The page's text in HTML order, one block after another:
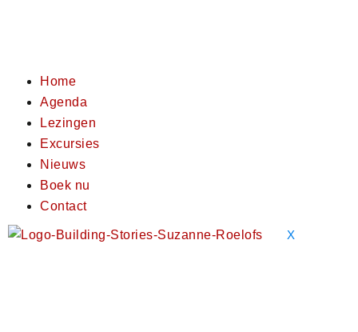
Home
Agenda
Lezingen
Excursies
Nieuws
Boek nu
Contact
X